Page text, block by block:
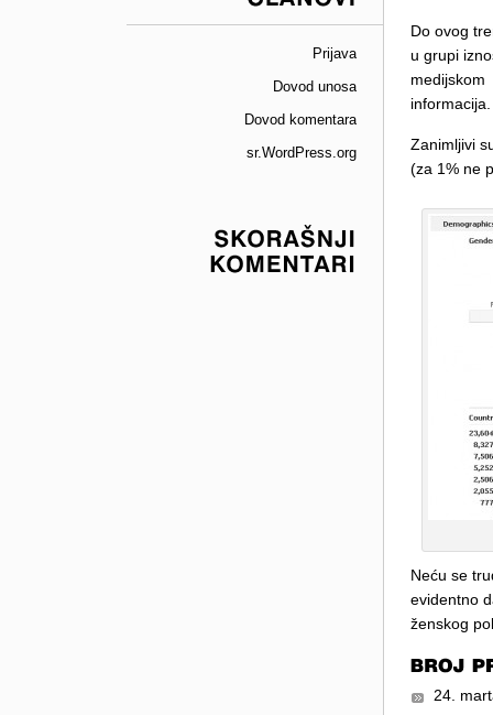
Prijava
Dovod unosa
Dovod komentara
sr.WordPress.org
Do ovog
u grupi
informacija.
Zanimljivi
(za 1% ne
Neću se
evidentno
ženskog
24.